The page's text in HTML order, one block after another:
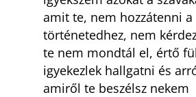
amit te, nem hozzátenni a
történetedhez, nem
te nem mondtál el, értő
igyekezlek hallgatni és
amiről te beszélsz nekem